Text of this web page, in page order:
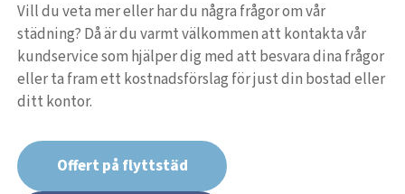
Vill du veta mer eller har du några frågor om vår
städning? Då är du varmt välkommen att kontakta vår
kundservice som hjälper dig med att besvara dina frågor
eller ta fram ett kostnadsförslag för just din bostad eller
ditt kontor.
Offert på flyttstäd